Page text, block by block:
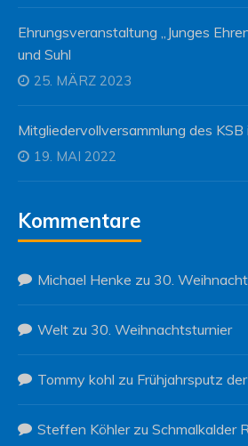
Ehrungsveranstaltung „Junges
und Suhl
25. MÄRZ 2023
Mitgliedervollversammlung des KSB
19. MAI 2022
Kommentare
Michael Henke zu 30.
Welt zu 30. Weihnachtsturnier
Tommy kohl zu Frühjahrsputz
Steffen Köhlerzu Schmalkalder